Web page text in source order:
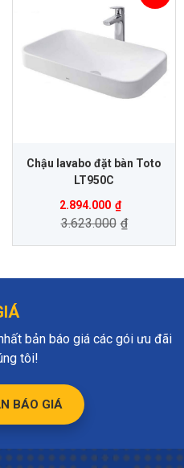
Chậu lavabo đặt bàn Toto
LT950C
2.894.000 ₫
3.623.000 ₫
bản báo giá các gói ưu đãi
tôi!
BÁO GIÁ